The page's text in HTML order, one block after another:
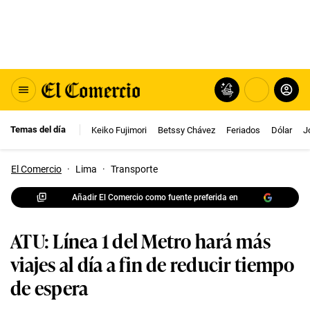
Temas del día Keiko Fujimori Betssy Chávez Feriados Dólar
El Comercio · Lima · Transporte
Añadir El Comercio como fuente preferida en
ATU: Línea 1 del Metro hará más
viajes al día a fin de reducir tiempo
de espera